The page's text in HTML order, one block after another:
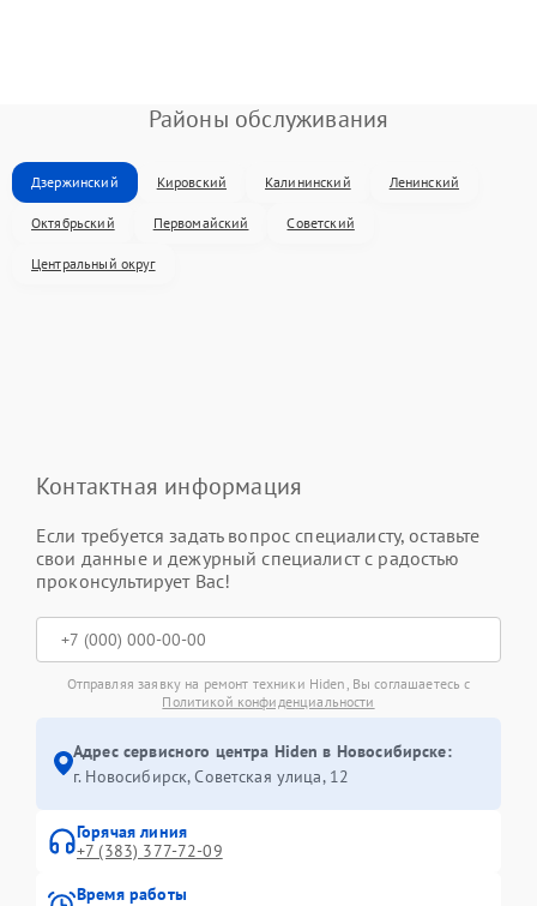
Районы обслуживания
Дзержинский Кировский Калининский Ленинский
Октябрьский Первомайский Советский
Центральный округ
Контактная информация
Если требуется задать вопрос специалисту, оставьте
свои данные и дежурный специалист с радостью
проконсультирует Вас!
Отправляя заявку на ремонт техники Hiden, Вы соглашаетесь с
Политикой конфиденциальности
Адрес сервисного центра Hiden в Новосибирске:
г. Новосибирск, Советская улица, 12
Горячая линия
+7 (383) 377-72-09
Время работы